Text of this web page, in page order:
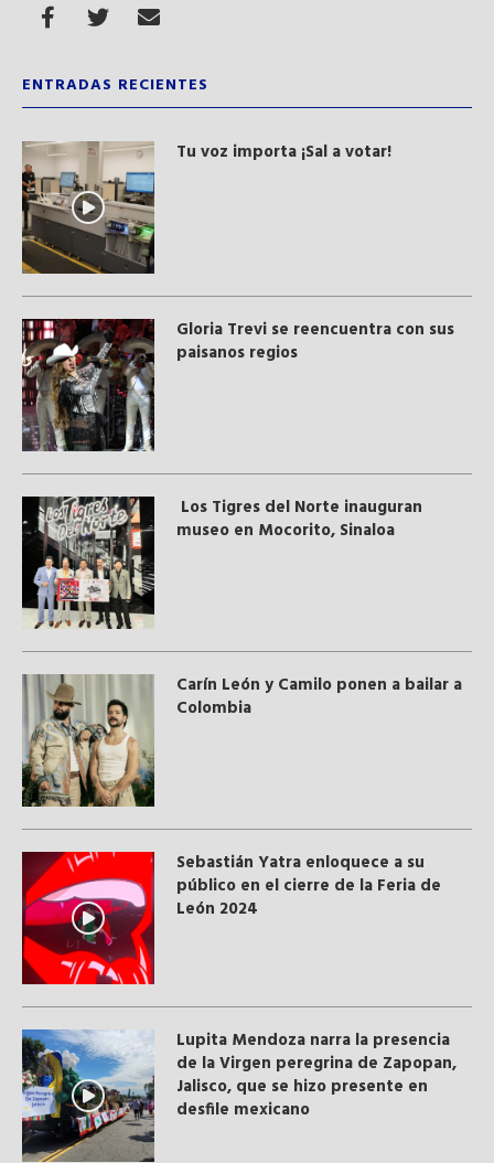
ENTRADAS RECIENTES
Tu voz importa ¡Sal a votar!
Gloria Trevi se reencuentra con sus
paisanos regios
Los Tigres del Norte inauguran
museo en Mocorito, Sinaloa
Carín León y Camilo ponen a bailar a
Colombia
Sebastián Yatra enloquece a su
público en el cierre de la Feria de
León 2024
Lupita Mendoza narra la presencia
de la Virgen peregrina de Zapopan,
Jalisco, que se hizo presente en
desfile mexicano